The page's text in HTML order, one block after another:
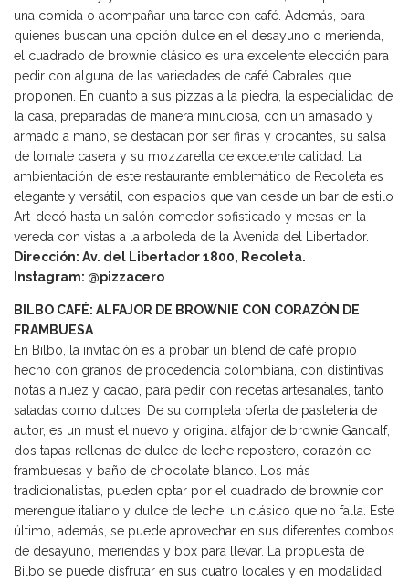
una comida o acompañar una tarde con café. Además, para
quienes buscan una opción dulce en el desayuno o merienda,
el cuadrado de brownie clásico es una excelente elección para
pedir con alguna de las variedades de café Cabrales que
proponen. En cuanto a sus pizzas a la piedra, la especialidad de
la casa, preparadas de manera minuciosa, con un amasado y
armado a mano, se destacan por ser finas y crocantes, su salsa
de tomate casera y su mozzarella de excelente calidad. La
ambientación de este restaurante emblemático de Recoleta es
elegante y versátil, con espacios que van desde un bar de estilo
Art-decó hasta un salón comedor sofisticado y mesas en la
vereda con vistas a la arboleda de la Avenida del Libertador.
Dirección: Av. del Libertador 1800, Recoleta.
Instagram: @pizzacero
BILBO CAFÉ: ALFAJOR DE BROWNIE CON CORAZÓN DE
FRAMBUESA
En Bilbo, la invitación es a probar un blend de café propio
hecho con granos de procedencia colombiana, con distintivas
notas a nuez y cacao, para pedir con recetas artesanales, tanto
saladas como dulces. De su completa oferta de pastelería de
autor, es un must el nuevo y original alfajor de brownie Gandalf,
dos tapas rellenas de dulce de leche repostero, corazón de
frambuesas y baño de chocolate blanco. Los más
tradicionalistas, pueden optar por el cuadrado de brownie con
merengue italiano y dulce de leche, un clásico que no falla. Este
último, además, se puede aprovechar en sus diferentes combos
de desayuno, meriendas y box para llevar. La propuesta de
Bilbo se puede disfrutar en sus cuatro locales y en modalidad